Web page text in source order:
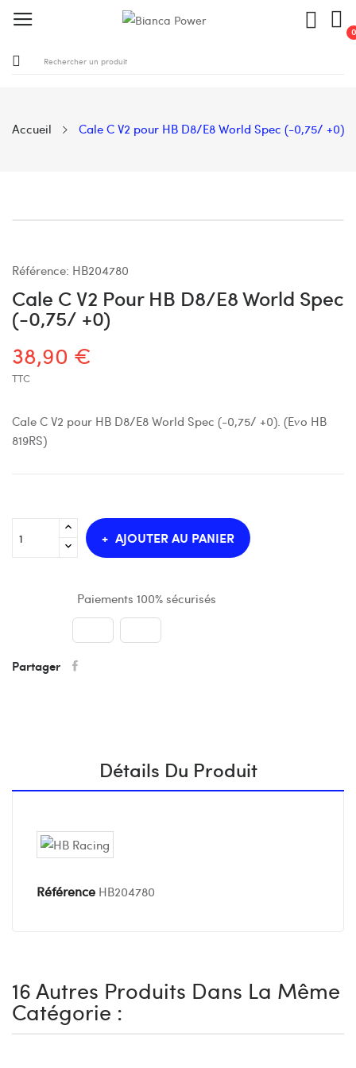
0
Accueil Cale C V2 pour HB D8/E8 World Spec (-0,75/ +0)
Référence: HB204780
Cale C V2 Pour HB D8/E8 World Spec
(-0,75/ +0)
38,90 €
TTC
Cale C V2 pour HB D8/E8 World Spec (-0,75/ +0). (Evo HB
819RS)
AJOUTER AU PANIER
Paiements 100% sécurisés
Partager
Détails Du Produit
Référence HB204780
16 Autres Produits Dans La Même
Catégorie :